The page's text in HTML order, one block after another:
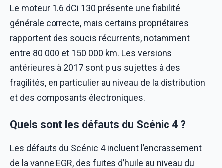
Le moteur 1.6 dCi 130 présente une fiabilité
générale correcte, mais certains propriétaires
rapportent des soucis récurrents, notamment
entre 80 000 et 150 000 km. Les versions
antérieures à 2017 sont plus sujettes à des
fragilités, en particulier au niveau de la distribution
et des composants électroniques.
Quels sont les défauts du Scénic 4 ?
Les défauts du Scénic 4 incluent l’encrassement
de la vanne EGR, des fuites d’huile au niveau du